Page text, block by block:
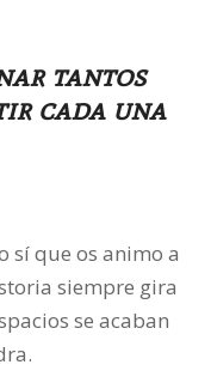
tantos
cada una
sí que os animo a
siempre gira
se acaban